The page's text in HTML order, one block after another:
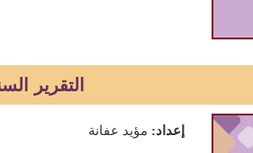
التقرير
إعداد: مؤيد عفانة